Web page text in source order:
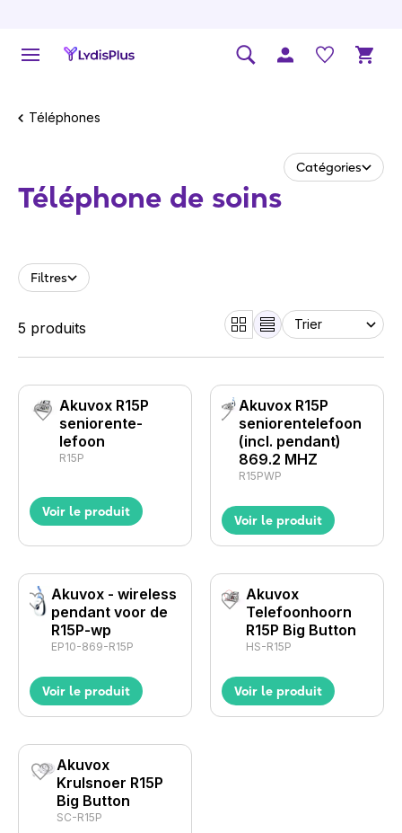
Téléphones
Catégories
Téléphone de soins
Filtres
5 produits
Akuvox R15P
senioren­te­
lefoon
R15P
Voir le produit
Akuvox R15P
senioren­te­lefoon
(incl. pendant)
869.2 MHZ
R15PWP
Voir le produit
Akuvox - wireless
pendant voor de
R15P-wp
EP10-869-R15P
Voir le produit
Akuvox
Telefoonhoorn
R15P Big Button
HS-R15P
Voir le produit
Akuvox
Krulsnoer R15P
Big Button
SC-R15P